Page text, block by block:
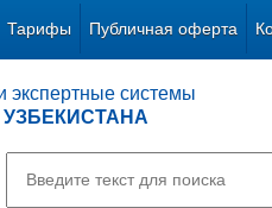
Тарифы Публичная оферта
системы